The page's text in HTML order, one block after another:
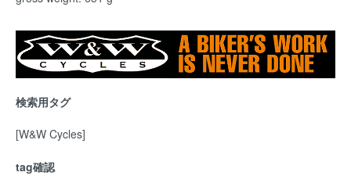
検索用タグ
[W&W Cycles]
tag確認